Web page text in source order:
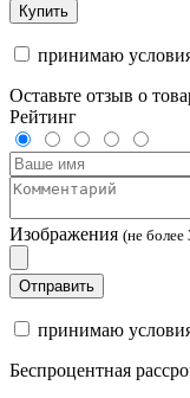
Купить
принимаю
Оставьте отзыв о
Рейтинг
Изображения (не более
Отправить
принимаю
Беспроцентная